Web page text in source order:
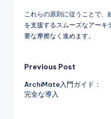
これらの原則に従うことで
を支援するスムーズなアーキ
要な摩擦なく進めます。
Post
navigation
Previous Post
ArchiMate入門ガイド：
完全な導入